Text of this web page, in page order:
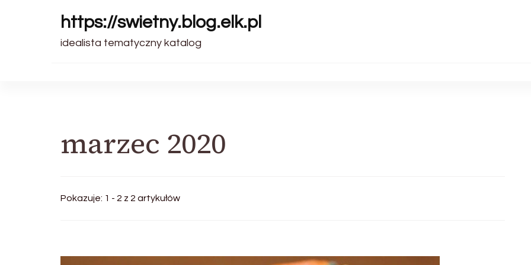
https://swietny.blog.elk.pl
idealista tematyczny katalog
marzec 2020
Pokazuje: 1 - 2 z 2 artykułów